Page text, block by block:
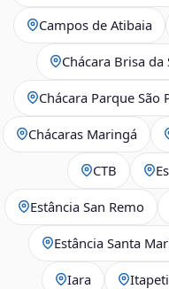
Campos de Atibaia
Chácara Brisa da
Chácara Parque São
Chácaras Maringá
CTB
Estância San Remo
Estância Santa
Iara